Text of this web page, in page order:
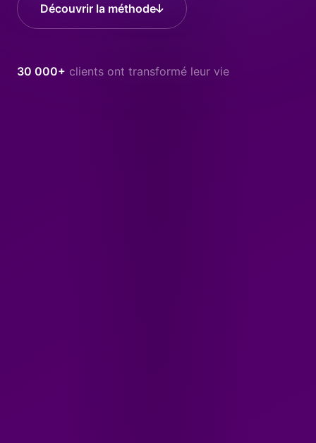
Découvrir la méthode
30 000+ clients ont transformé leur vie